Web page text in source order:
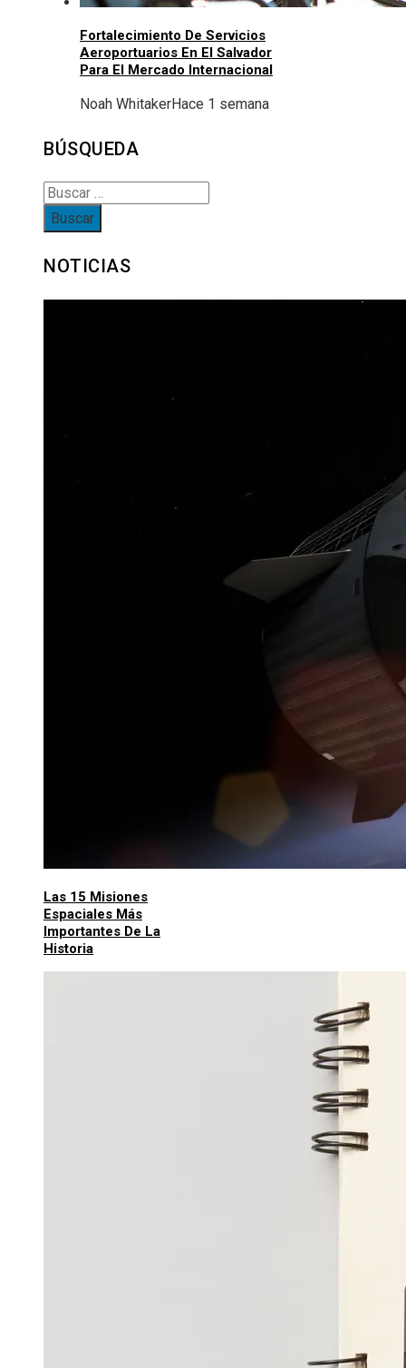
Fortalecimiento De Servicios
Aeroportuarios En El Salvador
Para El Mercado Internacional
Noah WhitakerHace 1 semana
BÚSQUEDA
Buscar:
NOTICIAS
Las 15 Misiones
Espaciales Más
Importantes De La
Historia